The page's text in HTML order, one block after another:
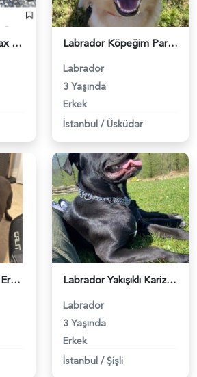
Labrador Oğlum Max Eş Arıyor - 118968795 Labrador Köpeğim Pars İçin Eş Arıyor - 118965170
Labrador
3 Yaşında
Erkek
İstanbul / Üsküdar
2.5 Yaşında Secereli Erkek Labrador Eş Arıyor - 118961651 Labrador Yakışıklı Karizmaya Eş Arıyoruz - 3121
Labrador
3 Yaşında
Erkek
İstanbul / Şişli